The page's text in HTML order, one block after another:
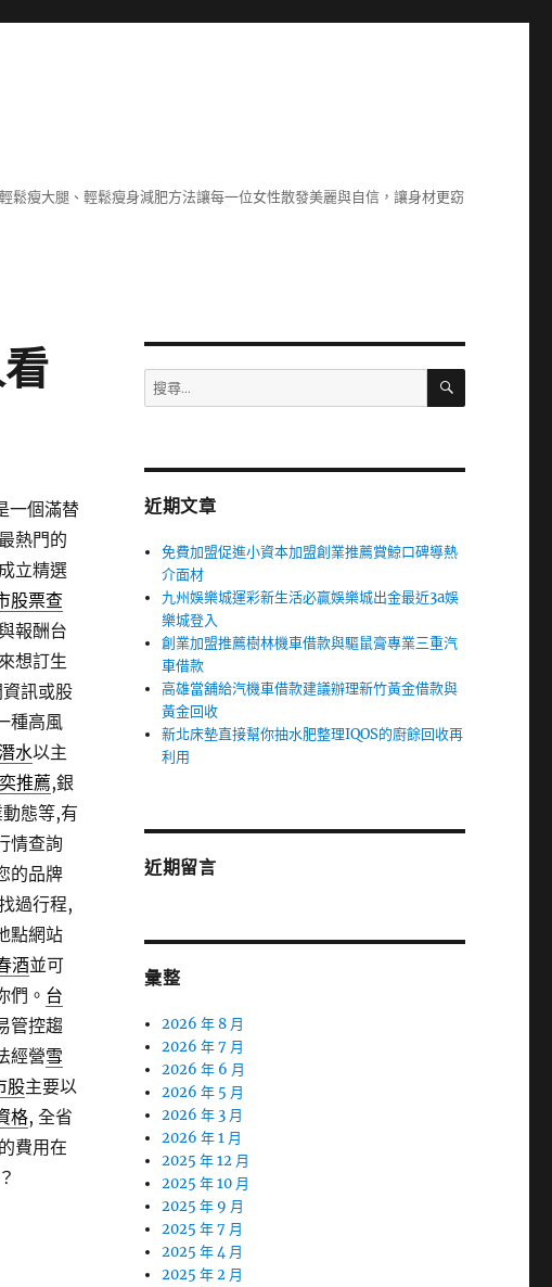
瘦大腿、輕鬆瘦身減肥方法讓每一位女性散發美麗與自信，讓身材更窈
一個滿替
熱門的
立精選
股票查
報酬台
想訂生
訊或股
種高風
水以主
推薦,銀
態等,有
情查詢
的品牌
過行程,
點網站
酒並可
們。 台
管控趨
經營雪
股主要以
格, 全省
費用在
搜
尋
字:
搜
近期文章
免費加盟促進小資本加盟創業推薦賞鯨口碑導熱
介面材
九州娛樂城運彩新生活必贏娛樂城出金最近3a娛
樂城登入
創業加盟推薦樹林機車借款與驅鼠膏專業三重汽
車借款
高雄當舖給汽機車借款建議辦理新竹黃金借款與
黃金回收
新北床墊直接幫你抽水肥整理IQOS的廚餘回收再
利用
近期留言
彙整
2026 年 8 月
2026 年 7 月
2026 年 6 月
2026 年 5 月
2026 年 3 月
2026 年 1 月
2025 年 12 月
2025 年 10 月
2025 年 9 月
2025 年 7 月
2025 年 4 月
2025 年 2 月